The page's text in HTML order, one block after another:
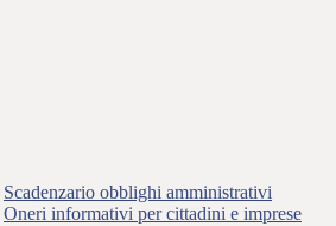
Scadenzario obblighi amministrativi
Oneri informativi per cittadini e imprese